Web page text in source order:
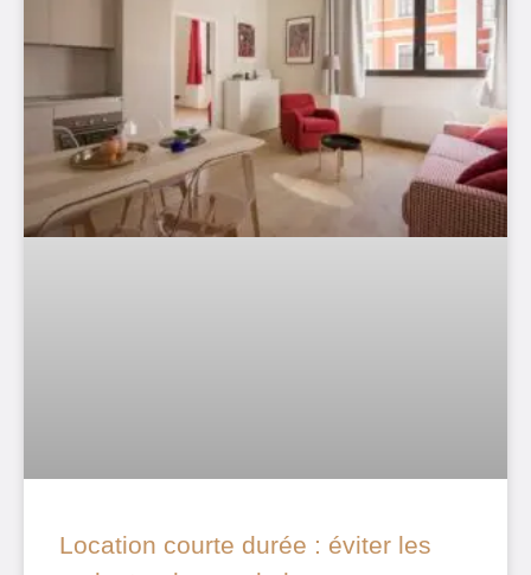
Location courte durée : éviter les